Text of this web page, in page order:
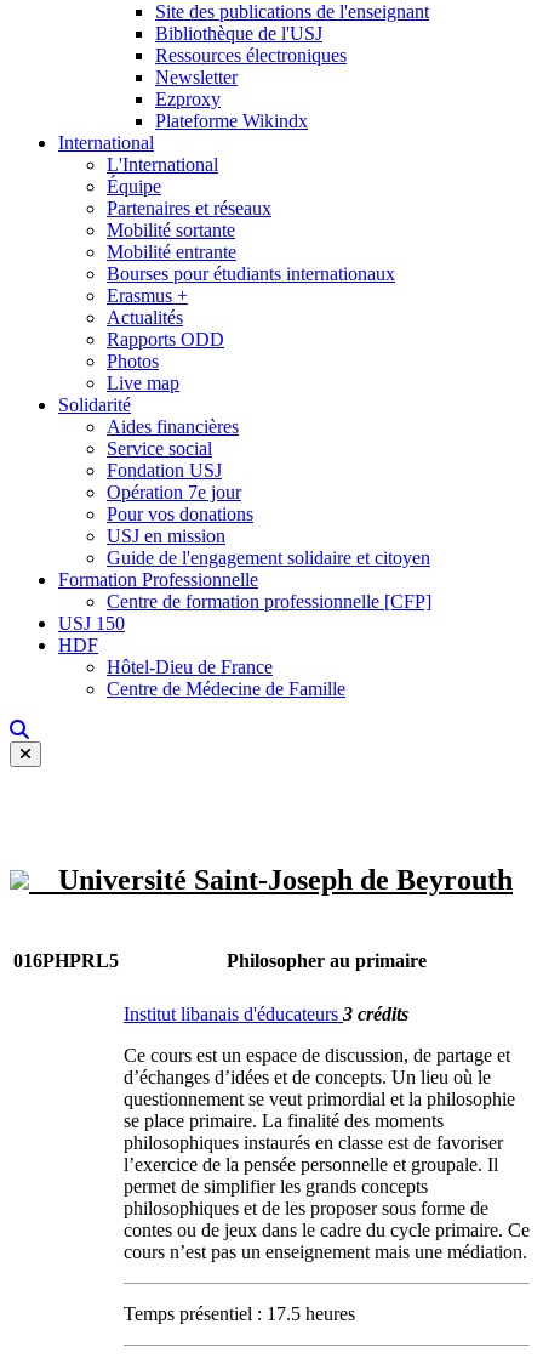
Site des publications de l'enseignant
Bibliothèque de l'USJ
Ressources électroniques
Newsletter
Ezproxy
Plateforme Wikindx
International
L'International
Équipe
Partenaires et réseaux
Mobilité sortante
Mobilité entrante
Bourses pour étudiants internationaux
Erasmus +
Actualités
Rapports ODD
Photos
Live map
Solidarité
Aides financières
Service social
Fondation USJ
Opération 7e jour
Pour vos donations
USJ en mission
Guide de l'engagement solidaire et citoyen
Formation Professionnelle
Centre de formation professionnelle [CFP]
USJ 150
HDF
Hôtel-Dieu de France
Centre de Médecine de Famille
Université Saint-Joseph de Beyrouth
016PHPRL5 Philosopher au primaire
Institut libanais d'éducateurs 3 crédits
Ce cours est un espace de discussion, de partage et
d’échanges d’idées et de concepts. Un lieu où le
questionnement se veut primordial et la philosophie
se place primaire. La finalité des moments
philosophiques instaurés en classe est de favoriser
l’exercice de la pensée personnelle et groupale. Il
permet de simplifier les grands concepts
philosophiques et de les proposer sous forme de
contes ou de jeux dans le cadre du cycle primaire. Ce
cours n’est pas un enseignement mais une médiation.
Temps présentiel : 17.5 heures